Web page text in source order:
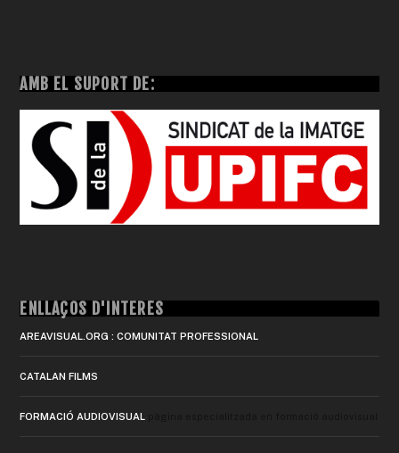
AMB EL SUPORT DE:
ENLLAÇOS D'INTERÈS
AREAVISUAL.ORG : COMUNITAT PROFESSIONAL
CATALAN FILMS
FORMACIÓ AUDIOVISUAL